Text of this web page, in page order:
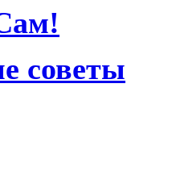
советы